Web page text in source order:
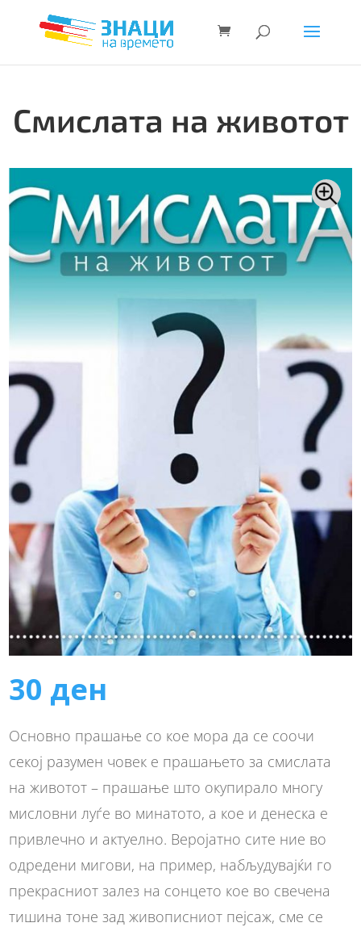
Смислата на животот
30 ден
Основно прашање со кое мора да се соочи
секој разумен човек е прашањето за смислата
на животот – прашање што окупирало многу
мисловни луѓе во минатото, а кое и денеска е
привлечно и актуелно. Веројатно сите ние во
одредени мигови, на пример, набљудувајќи го
прекрасниот залез на сонцето кое во свечена
тишина тоне зад живописниот пејсаж, сме се